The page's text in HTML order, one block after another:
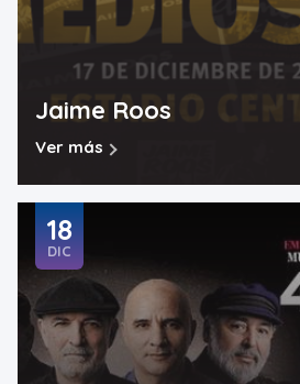
Jaime Roos
Ver más
18
DIC